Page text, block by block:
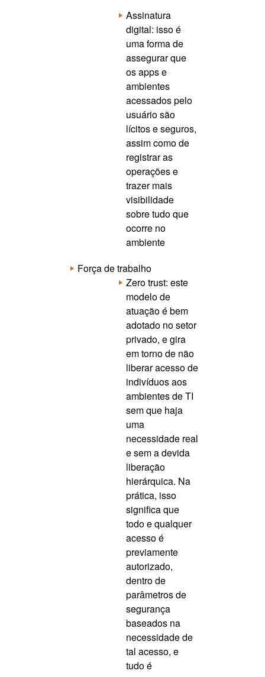
Assinatura
digital: isso é
uma forma de
assegurar que
os apps e
ambientes
acessados pelo
usuário são
lícitos e seguros,
assim como de
registrar as
operações e
trazer mais
visibilidade
sobre tudo que
ocorre no
ambiente
Força de trabalho
Zero trust: este
modelo de
atuação é bem
adotado no setor
privado, e gira
em torno de não
liberar acesso de
indivíduos aos
ambientes de TI
sem que haja
uma
necessidade real
e sem a devida
liberação
hierárquica. Na
prática, isso
significa que
todo e qualquer
acesso é
previamente
autorizado,
dentro de
parâmetros de
segurança
baseados na
necessidade de
tal acesso, e
tudo é